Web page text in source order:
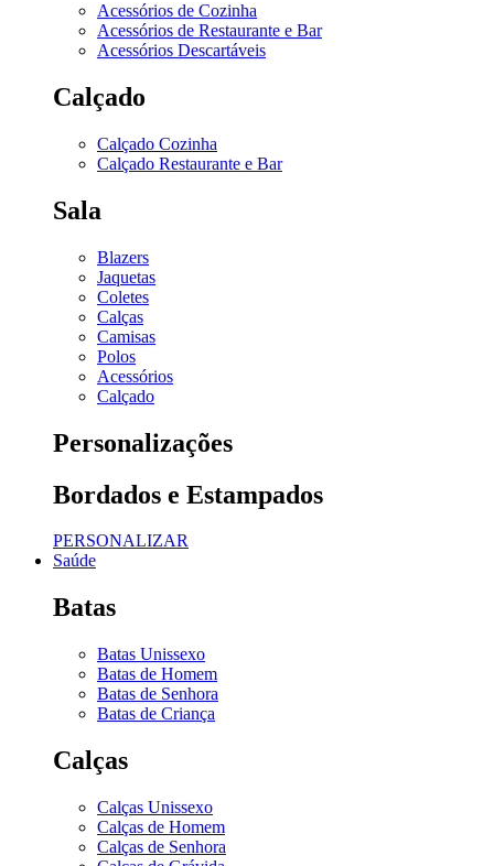
Acessórios de Cozinha
Acessórios de Restaurante e Bar
Acessórios Descartáveis
Calçado
Calçado Cozinha
Calçado Restaurante e Bar
Sala
Blazers
Jaquetas
Coletes
Calças
Camisas
Polos
Acessórios
Calçado
Personalizações
Bordados e Estampados
PERSONALIZAR
Saúde
Batas
Batas Unissexo
Batas de Homem
Batas de Senhora
Batas de Criança
Calças
Calças Unissexo
Calças de Homem
Calças de Senhora